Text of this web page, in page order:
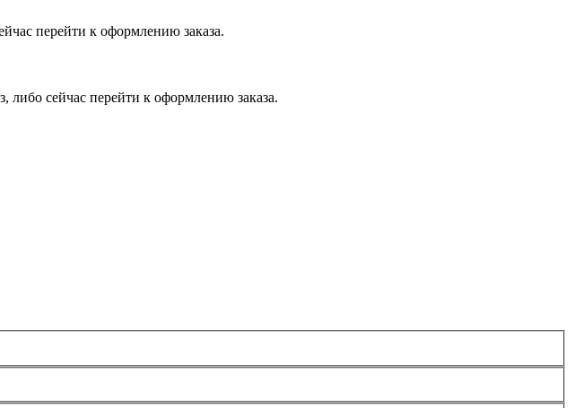
перейти к оформлению заказа.
сейчас перейти к оформлению заказа.